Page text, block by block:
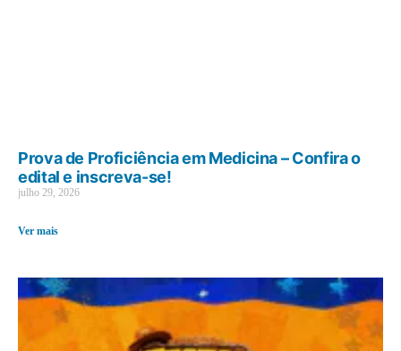
Prova de Proficiência em Medicina – Confira o
edital e inscreva-se!
julho 29, 2026
Ver mais